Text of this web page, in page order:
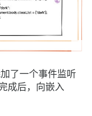
了一个事件监听
成后，向嵌入